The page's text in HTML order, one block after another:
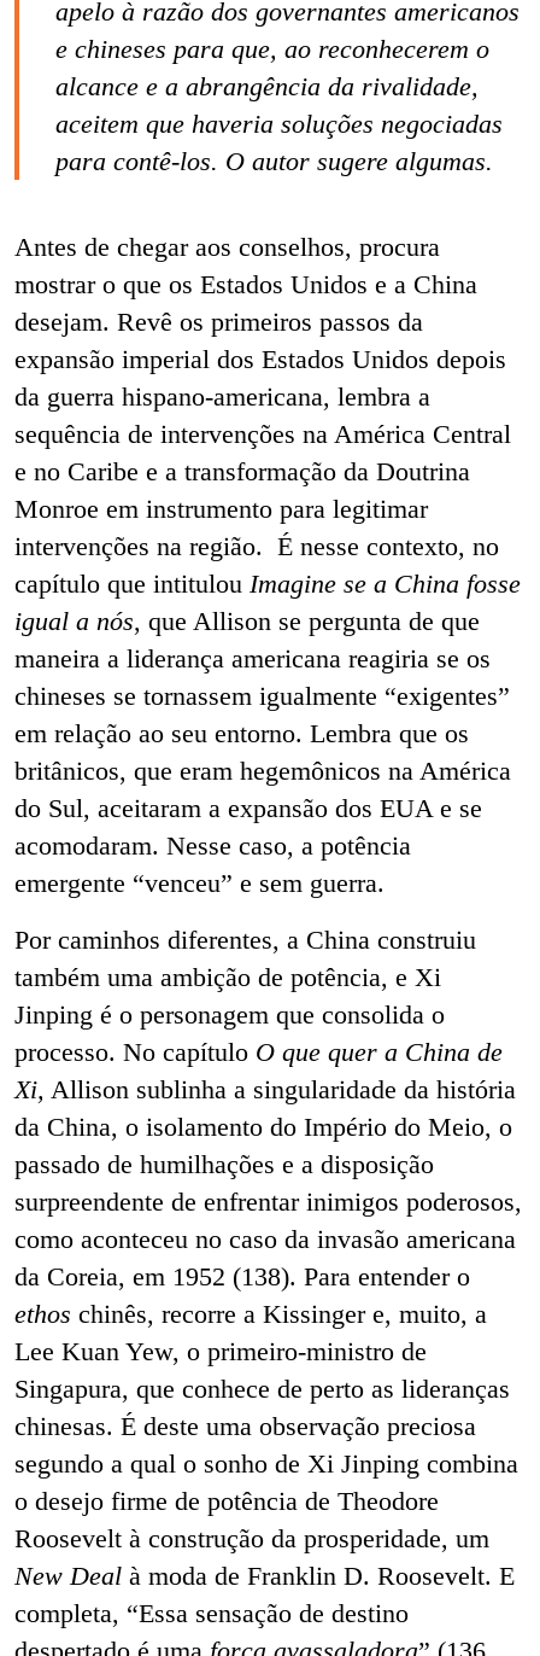
apelo à razão dos governantes americanos
e chineses para que, ao reconhecerem o
alcance e a abrangência da rivalidade,
aceitem que haveria soluções negociadas
para contê-los. O autor sugere algumas.
Antes de chegar aos conselhos, procura
mostrar o que os Estados Unidos e a China
desejam. Revê os primeiros passos da
expansão imperial dos Estados Unidos depois
da guerra hispano-americana, lembra a
sequência de intervenções na América Central
e no Caribe e a transformação da Doutrina
Monroe em instrumento para legitimar
intervenções na região. É nesse contexto, no
capítulo que intitulou Imagine se a China fosse
igual a nós, que Allison se pergunta de que
maneira a liderança americana reagiria se os
chineses se tornassem igualmente “exigentes”
em relação ao seu entorno. Lembra que os
britânicos, que eram hegemônicos na América
do Sul, aceitaram a expansão dos EUA e se
acomodaram. Nesse caso, a potência
emergente “venceu” e sem guerra.
Por caminhos diferentes, a China construiu
também uma ambição de potência, e Xi
Jinping é o personagem que consolida o
processo. No capítulo O que quer a China de
Xi, Allison sublinha a singularidade da história
da China, o isolamento do Império do Meio, o
passado de humilhações e a disposição
surpreendente de enfrentar inimigos poderosos,
como aconteceu no caso da invasão americana
da Coreia, em 1952 (138). Para entender o
ethos chinês, recorre a Kissinger e, muito, a
Lee Kuan Yew, o primeiro-ministro de
Singapura, que conhece de perto as lideranças
chinesas. É deste uma observação preciosa
segundo a qual o sonho de Xi Jinping combina
o desejo firme de potência de Theodore
Roosevelt à construção da prosperidade, um
New Deal à moda de Franklin D. Roosevelt. E
completa, “Essa sensação de destino